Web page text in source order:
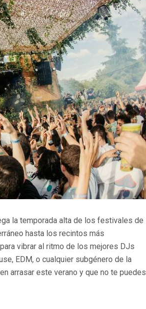
DE
MÚSICA
ELECTRÓNICA
QUE
LO
VAN
ESTE
VERANO
EN
ESPAÑA
la temporada alta de los festivales de
hasta los recintos más
vibrar al ritmo de los mejores DJs
EDM, o cualquier subgénero de la
arrasar este verano y que no te puedes